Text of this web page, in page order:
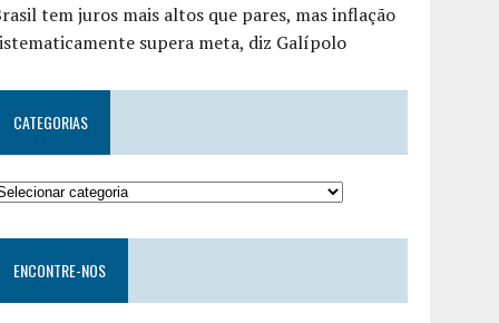
tem juros mais altos que pares, mas inflação
supera meta, diz Galípolo
CATEGORIAS
ENCONTRE-NOS